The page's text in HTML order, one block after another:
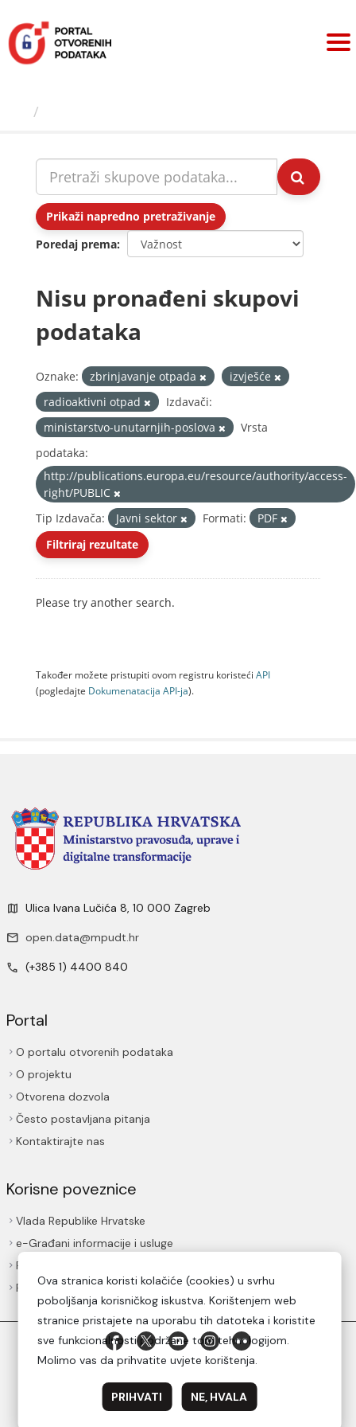
sadržaj
Prikaži napredno pretraživanje
Poredaj prema
Nisu pronađeni skupovi
podataka
Oznake: zbrinjavanje otpada
izvješće
radioaktivni otpad
Izdavači:
ministarstvo-unutarnjih-poslova
Vrsta
podataka:
http://publications.europa.eu/resource/authority/access-
right/PUBLIC
Tip Izdavača:
Javni sektor Formati:
PDF
Filtriraj rezultate
Please try another search.
Također možete pristupiti ovom registru koristeći API
(pogledajte Dokumenаtаcijа API-jа).